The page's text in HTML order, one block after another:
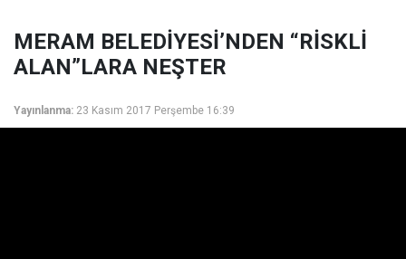
MERAM BELEDİYESİ’NDEN “RİSKLİ
ALAN”LARA NEŞTER
Yayınlanma: 23 Kasım 2017 Perşembe 16:39